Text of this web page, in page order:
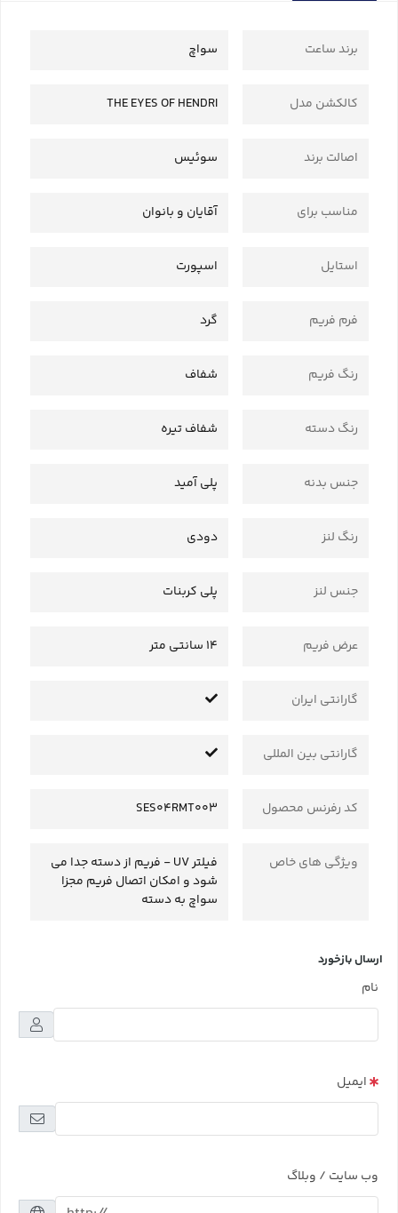
برند ساعت سواچ
کالکشن مدل THE EYES OF HENDRI
اصالت برند سوئیس
مناسب برای آقایان و بانوان
استایل اسپورت
فرم فریم گرد
رنگ فریم شفاف
رنگ دسته شفاف تیره
جنس بدنه پلی آمید
رنگ لنز دودی
جنس لنز پلی کربنات
عرض فریم 14 سانتی متر
گارانتی ایران
گارانتی بین المللی
کد رفرنس محصول SES04RMT003
ویژگی های خاص
فیلتر UV - فریم از دسته جدا می
شود و امکان اتصال فریم مجزا
سواچ به دسته
ارسال بازخورد
نام
ایمیل
وب سایت / وبلاگ